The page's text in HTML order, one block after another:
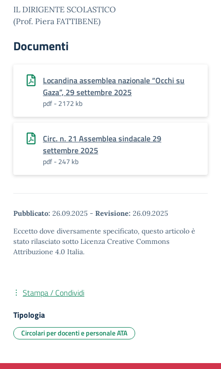
IL DIRIGENTE SCOLASTICO
(Prof. Piera FATTIBENE)
Documenti
Locandina assemblea nazionale “Occhi su
Gaza”, 29 settembre 2025
pdf - 2172 kb
Circ. n. 21 Assemblea sindacale 29
settembre 2025
pdf - 247 kb
Pubblicato: 26.09.2025 - Revisione: 26.09.2025
Eccetto dove diversamente specificato, questo articolo è
stato rilasciato sotto Licenza Creative Commons
Attribuzione 4.0 Italia.
Stampa / Condividi
Tipologia
Circolari per docenti e personale ATA